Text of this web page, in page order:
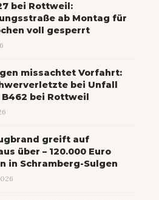
bei Rottweil:
ab Montag für
voll gesperrt
missachtet Vorfahrt:
bei Unfall
bei Rottweil
greift auf
über – 120.000 Euro
in Schramberg-Sulgen